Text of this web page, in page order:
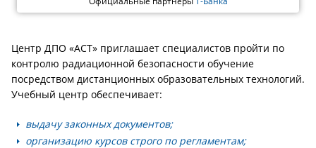
Центр ДПО «АСТ» приглашает специалистов пройти по
контролю радиационной безопасности обучение
посредством дистанционных образовательных технологий.
Учебный центр обеспечивает:
выдачу законных документов;
организацию курсов строго по регламентам;